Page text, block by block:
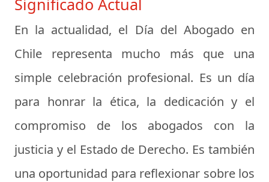
En la actualidad, el Día del Abogado en
Chile representa mucho más que una
simple celebración profesional. Es un día
para honrar la ética, la dedicación y el
compromiso de los abogados con la
justicia y el Estado de Derecho. Es también
una oportunidad para reflexionar sobre los